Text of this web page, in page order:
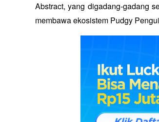
Abstract, yang digadang-gadang
membawa ekosistem Pudgy